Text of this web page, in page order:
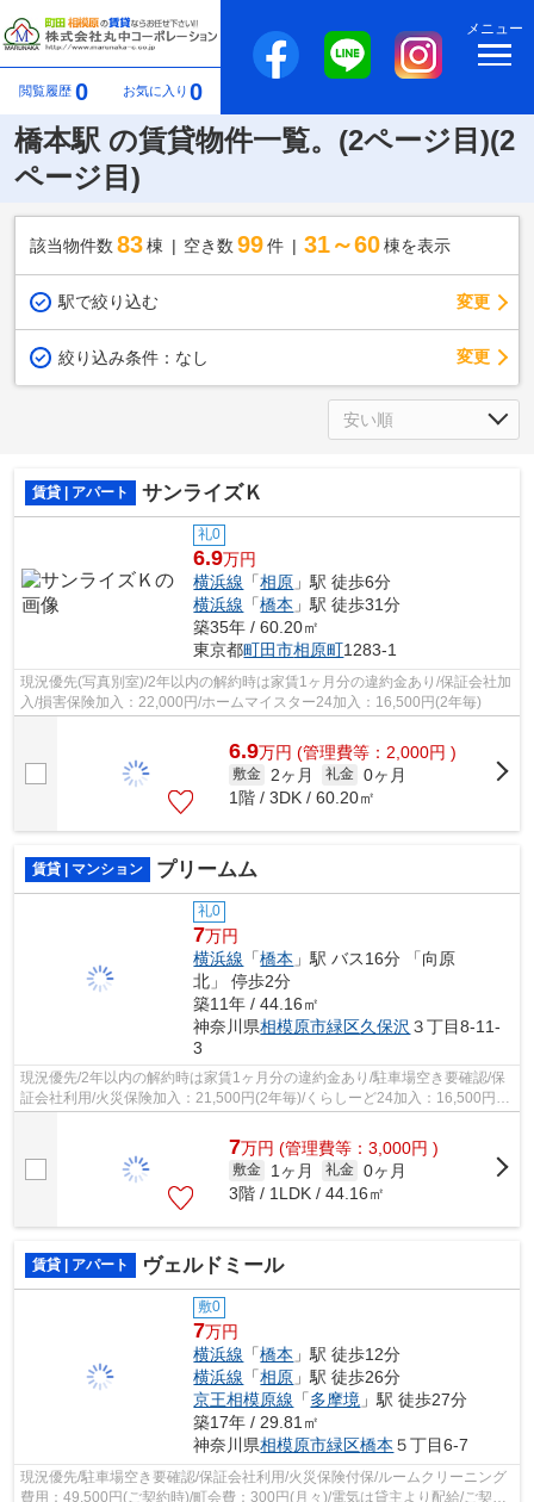
閲覧履歴 0 お気に入り 0
メニュー
橋本駅 の賃貸物件一覧。(2ページ目)(2
ページ目)
該当物件数 83棟 空き数 99 件 31～60 棟を表示
駅で絞り込む 変更
絞り込み条件： なし 変更
賃貸 | アパート サンライズＫ
礼0
6.9万円
横浜線 「相原 」駅 徒歩6分
横浜線 「橋本 」駅 徒歩31分
築35年 / 60.20㎡
東京都町田市相原町1283-1
現況優先(写真別室)/2年以内の解約時は家賃1ヶ月分の違約金あり/保証会社加
入/損害保険加入：22,000円/ホームマイスター24加入：16,500円(2年毎)
6.9万円 (管理費等：2,000円 )
敷金 2ヶ月 礼金 0ヶ月
1階 / 3DK / 60.20㎡
賃貸 | マンション プリームム
礼0
7万円
横浜線 「橋本 」駅 バス16分 「向原
北」 停歩2分
築11年 / 44.16㎡
神奈川県相模原市緑区久保沢 ３丁目8-11-
3
現況優先/2年以内の解約時は家賃1ヶ月分の違約金あり/駐車場空き要確認/保
証会社利用/火災保険加入：21,500円(2年毎)/くらしーど24加入：16,500円(2
7万円 (管理費等：3,000円 )
敷金 1ヶ月 礼金 0ヶ月
3階 / 1LDK / 44.16㎡
賃貸 | アパート ヴェルドミール
敷0
7万円
横浜線 「橋本 」駅 徒歩12分
横浜線 「相原 」駅 徒歩26分
京王相模原線 「多摩境 」駅 徒歩27分
築17年 / 29.81㎡
神奈川県相模原市緑区橋本 ５丁目6-7
現況優先/駐車場空き要確認/保証会社利用/火災保険付保/ルームクリーニング
費用：49,500円(ご契約時)/町会費：300円(月々)/電気は貸主より配給/ご契約